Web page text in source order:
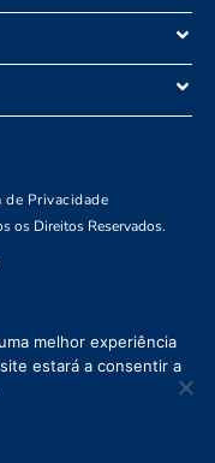
de Privacidade
os Direitos Reservados.
melhor experiência
estará a consentir a